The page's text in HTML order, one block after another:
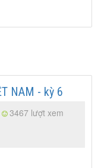
NAM - kỳ 6
3467 lượt xem